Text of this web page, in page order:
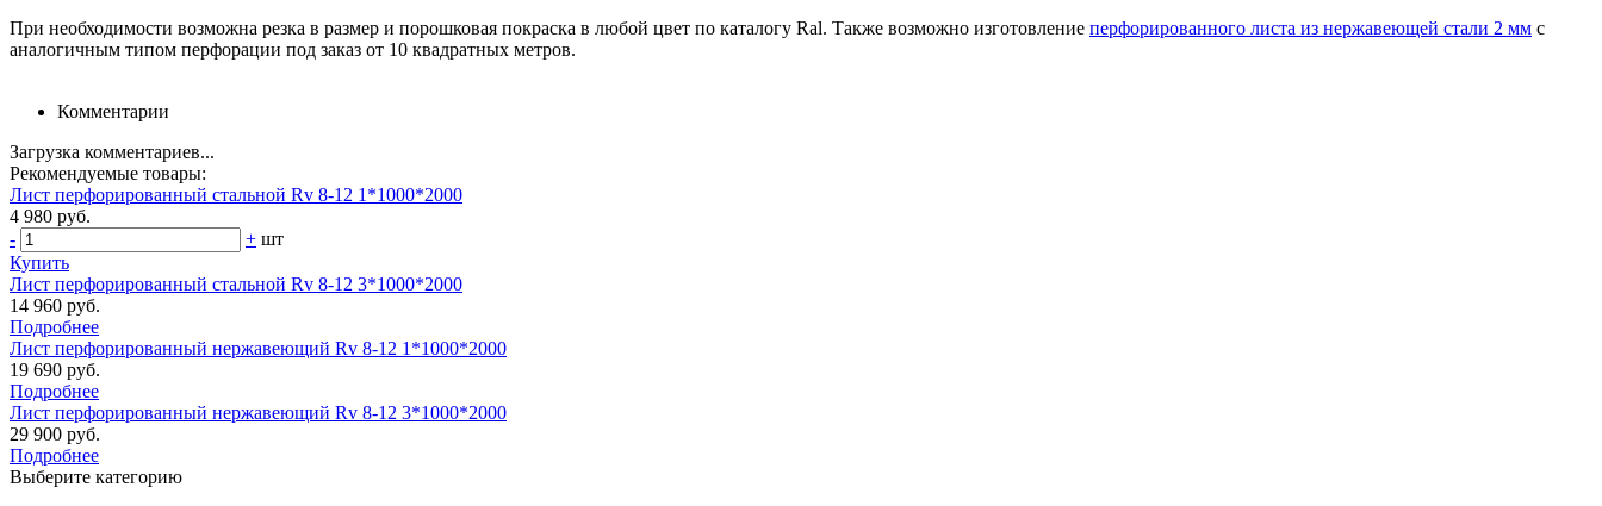
При необходимости возможна резка в размер и порошковая покраска в любой цвет по каталогу Ral. Также возможно изготовление перфорированного листа из нержавеющей стали 2 мм с
аналогичным типом перфорации под заказ от 10 квадратных метров.
Комментарии
Загрузка комментариев...
Рекомендуемые товары:
Лист перфорированный стальной Rv 8-12 1*1000*2000
4 980 руб.
-
+ шт
Купить
Лист перфорированный стальной Rv 8-12 3*1000*2000
14 960 руб.
Подробнее
Лист перфорированный нержавеющий Rv 8-12 1*1000*2000
19 690 руб.
Подробнее
Лист перфорированный нержавеющий Rv 8-12 3*1000*2000
29 900 руб.
Подробнее
Выберите категорию